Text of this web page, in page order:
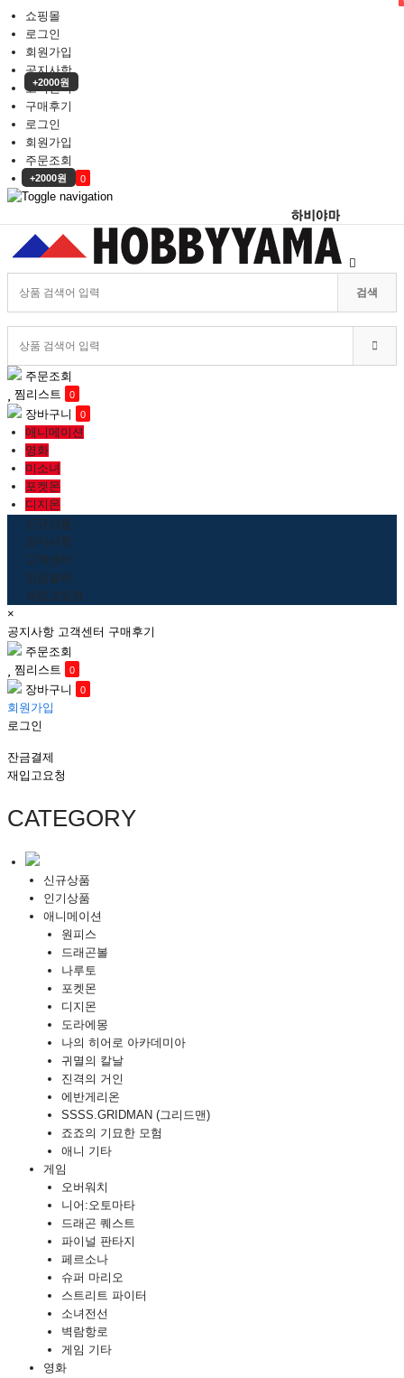
쇼핑몰
로그인
회원가입
+2000원
공지사항
고객센터
구매후기
로그인
회원가입
+2000원
주문조회
장바구니
0
검색
주문조회
찜리스트
0
장바구니 0
애니메이션
영화
미소녀
포켓몬
디지몬
신규상품
공지사항
고객센터
잔금결제
재입고요청
close
navigation
×
공지사항 고객센터 구매후기
주문조회
찜리스트
0
장바구니 0
회원가입
로그인
잔금결제
재입고요청
CATEGORY
신규상품
인기상품
애니메이션
원피스
드래곤볼
나루토
포켓몬
디지몬
도라에몽
나의 히어로 아카데미아
귀멸의 칼날
진격의 거인
에반게리온
SSSS.GRIDMAN (그리드맨)
죠죠의 기묘한 모험
애니 기타
게임
오버워치
니어:오토마타
드래곤 퀘스트
파이널 판타지
페르소나
슈퍼 마리오
스트리트 파이터
소녀전선
벽람항로
게임 기타
영화